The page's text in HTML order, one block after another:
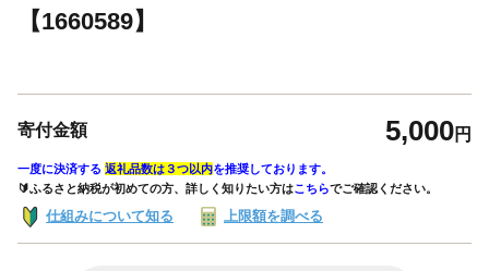
【1660589】
寄付金額 5,000円
一度に決済する 返礼品数は３つ以内を推奨しております。
🔰ふるさと納税が初めての方、詳しく知りたい方はこちらでご確認ください。
仕組みについて知る 上限額を調べる